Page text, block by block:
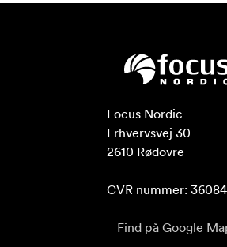
Focus Nordic
Erhvervsvej 30
2610 Rødovre
CVR nummer:
Find på Google